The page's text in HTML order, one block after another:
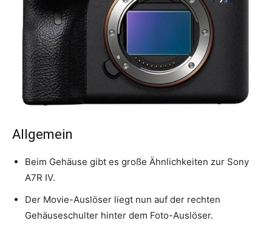
Allgemein
Beim Gehäuse gibt es große Ähnlichkeiten zur Sony
A7R IV.
Der Movie-Auslöser liegt nun auf der rechten
Gehäuseschulter hinter dem Foto-Auslöser.